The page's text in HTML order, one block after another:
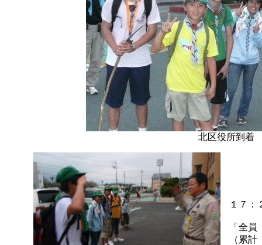
北区役所到着
１７：
「全
（累